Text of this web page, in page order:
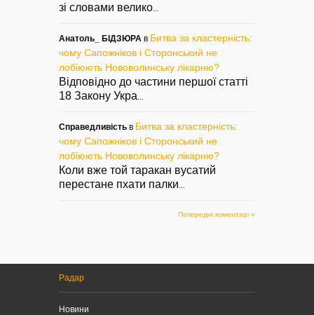
зі словами велико
Анатоль_ БІДЗЮРА в Битва за кластерність:
чому Сапожніков і Сторонський не
лобіюють Нововолинську лікарню?
Відповідно до частини першої статті
18 Закону Укра
Справедливість в Битва за кластерність:
чому Сапожніков і Сторонський не
лобіюють Нововолинську лікарню?
Коли вже той таракан вусатий
перестане пхати палки
Попередні коментарі »
Радар
Новини